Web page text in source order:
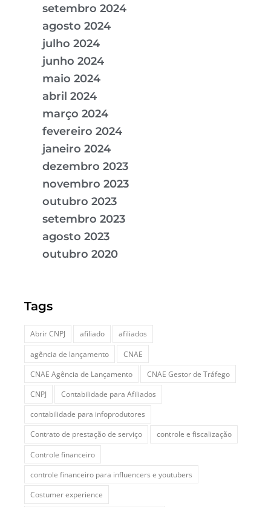
setembro 2024
agosto 2024
julho 2024
junho 2024
maio 2024
abril 2024
março 2024
fevereiro 2024
janeiro 2024
dezembro 2023
novembro 2023
outubro 2023
setembro 2023
agosto 2023
outubro 2020
Tags
Abrir CNPJ afiliado
afiliados
agência de lançamento
CNAE
CNAE Agência de Lançamento
CNAE Gestor de Tráfego
CNPJ
Contabilidade para Afiliados
contabilidade para infoprodutores
Contrato de prestação de serviço
controle e fiscalização
Controle financeiro
controle financeiro para influencers e youtubers
Costumer experience